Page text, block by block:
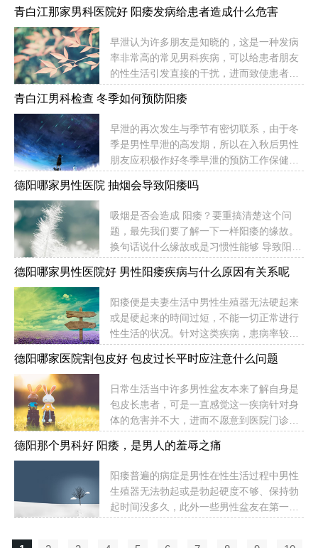
第二、仔细检查身体随着年龄的增涨，每年
一种全权负责态度。仔细检查身体不仅能协
助患者查出来自身的病情，更能协助查明早
泄的原因从而尽快实施正确的...
种炎症，对男性的身体引发极大的伤害，青
1、假性包茎一般不干扰正常的夫妻生活，
但是包皮过长易引起炎症甚至阴茎癌，临床
诊断上阴茎癌病人多为包茎包皮过长未解决
的人群，所以最好在青少年时期做包皮环切
大量包皮垢，包皮垢中满含各类细菌，而使
女方妇科病反反复复传染久治不愈。临床诊
断调差证明，包皮垢是女方宫颈恶...
青白江那家男科医院好 阳痿发病给患者造成什么危害
早泄认为许多朋友是知晓的，这是一种发病
率非常高的常见男科疾病，可以给患者朋友
的性生活引发直接的干扰，进而致使患者朋
泄病发给患者引发的危害要实施理解，一一
疾病引发更大的危害。青白江那家男科医院
好？阳痿发病给患者造成什么危害？早泄病
发给患者引发的危害如下一、干扰夫妻感
情：早泄患者因为无法顺利完成性交，从而
的危害会严重干扰夫妻感情，严重者甚至致
使婚姻摧毁。二、沉重的心理压力：早泄患
者不可避免地肩负着超负荷的心...
青白江男科检查 冬季如何预防阳痿
早泄的再次发生与季节有密切联系，由于冬
季是男性早泄的高发期，所以在入秋后男性
朋友应积极作好冬季早泄的预防工作保健培
痿？男性保健方面的专家引用：冬季早泄预
要放松心情，有必要多食增强性欲的食物。
冬季是男性早泄的高发期，由于人体生理原
因在冬季会自然上升，严重的会干扰男性的
培训与生活，致使男性身理与精神的双重压
生活时男人最怕什么，那一定是早泄早泄莫
属了。踏入冬季后，男人早泄的发病率却也
随着季节有所增加。冬季男人...
德阳哪家男性医院 抽烟会导致阳痿吗
吸烟是否会造成 阳痿？要重搞清楚这个问
题，最先我们要了解一下一样阳痿的缘故。
换句话说什么缘故或是习惯性能够 导致阳
吗？阳痿，也就是大家所讲的勃起功能阻
先，阳痿一般一切疾病有非常大关联，一般
来说，造成阳痿的疾病，临床医学上包含内
分泌紊乱，糖尿病患者，心脑血管病疾病，
血压高这些，所以说在临床医学上通常一些
些疾病预警信息的数据信号，所以说在临床
医学上面有阳痿病症，特别是在中老年人患
者发生阳痿的情况下一定要儿的消...
德阳哪家男性医院好 男性阳痿疾病与什么原因有关系呢
阳痿便是夫妻生活中男性生殖器无法硬起来
或是硬起来的時间过短，不能一切正常进行
性生活的状况。针对这类疾病，患病率较为
和饮食搭配调整不太好导致的，尽可能标准
生。德阳哪家男性医院好？男性阳痿疾病与
什么原因有关系呢？伴随着经济发展的迅猛
发展，男性疾病发生的占比愈来愈多，阳痿
便是在其中最让男性盆友谈虎色变的一种。
夫妻之间的情感也会产生巨大危害。假如长
期性无法得到医治，会状况越来越严重。此
疾病已变成认可的男性身心健康...
德阳哪家医院割包皮好 包皮过长平时应注意什么问题
日常生活当中许多男性盆友本来了解自身是
包皮长患者，可是一直感觉这一疾病针对身
体的危害并不大，进而不愿意到医院门诊开
了解常见问题，下边关键给大伙儿介绍一下
意什么问题？1.每日清理阴茎龟头男性包皮
长者应当在日常生活当中留意清理的工作
中，全部阴茎龟头男性尿道口会包包包绕，
部触碰，因而是较为柔嫩的，因而这里皮肤
德阳那个男科好 阳痿，是男人的羞辱之痛
阳痿普遍的病症是男性在性生活过程中男性
生殖器无法勃起或是勃起硬度不够、保持勃
起时间没多久，此外一些男性盆友在第一次